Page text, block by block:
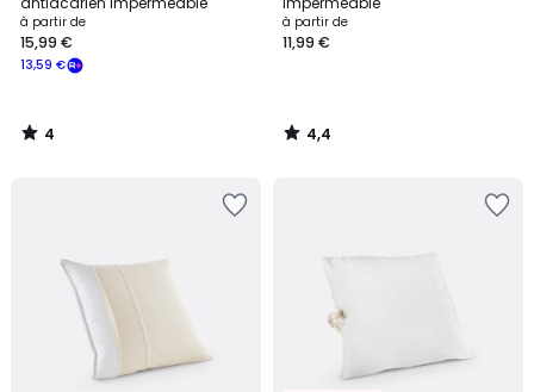
à partir de
13,59 €
15,99 €
4
/
à partir de
11,99 €
4,4
/